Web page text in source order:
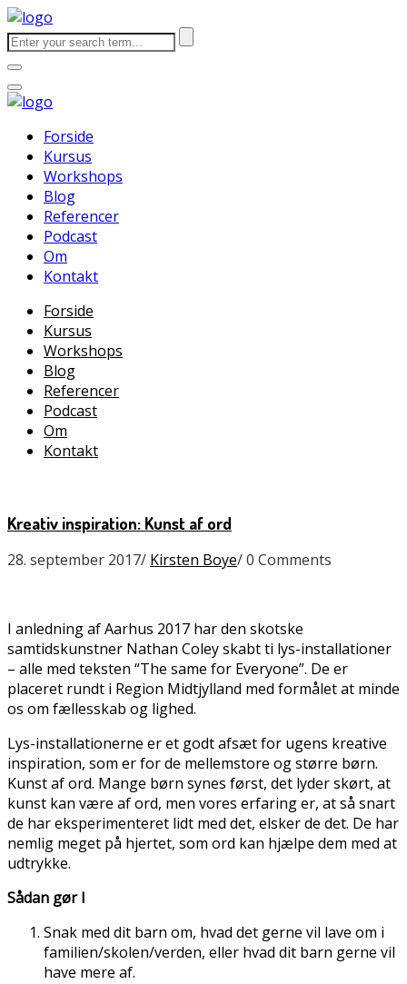
Forside
Kursus
Workshops
Blog
Referencer
Podcast
Om
Kontakt
Forside
Kursus
Workshops
Blog
Referencer
Podcast
Om
Kontakt
Kreativ inspiration: Kunst af ord
28. september 2017/ Kirsten Boye/0 Comments
I anledning af Aarhus 2017 har den skotske
samtidskunstner Nathan Coley skabt ti lys-installationer
– alle med teksten “The same for Everyone”. De er
placeret rundt i Region Midtjylland med formålet at minde
os om fællesskab og lighed.
Lys-installationerne er et godt afsæt for ugens kreative
inspiration, som er for de mellemstore og større børn.
Kunst af ord. Mange børn synes først, det lyder skørt, at
kunst kan være af ord, men vores erfaring er, at så snart
de har eksperimenteret lidt med det, elsker de det. De har
nemlig meget på hjertet, som ord kan hjælpe dem med at
udtrykke.
Sådan gør I
Snak med dit barn om, hvad det gerne vil lave om i
familien/skolen/verden, eller hvad dit barn gerne vil
have mere af.